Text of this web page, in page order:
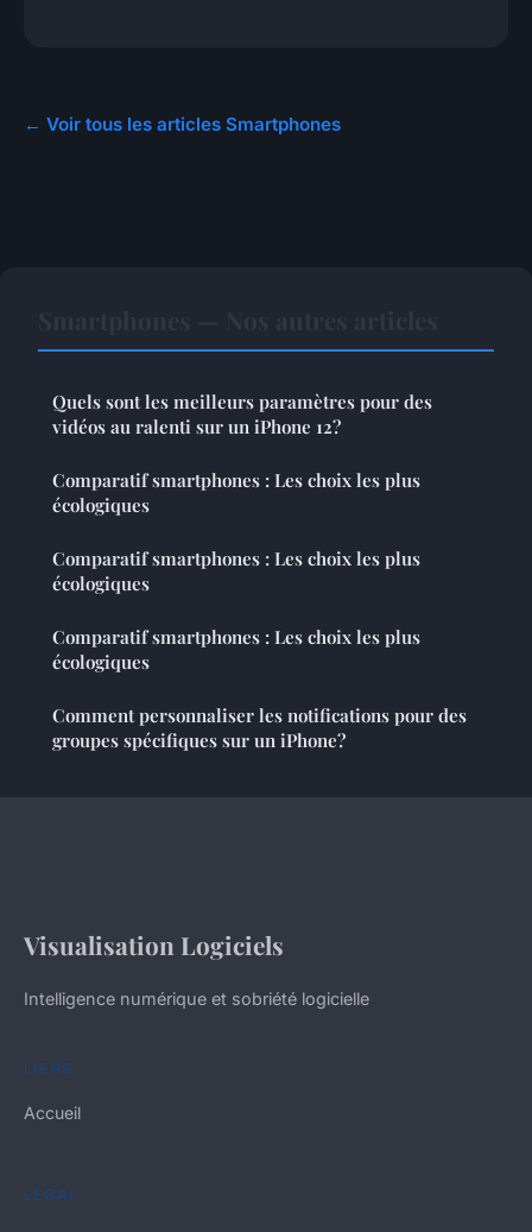
← Voir tous les articles Smartphones
Quels sont les meilleurs paramètres pour des
vidéos au ralenti sur un iPhone 12?
Comparatif smartphones : Les choix les plus
écologiques
Comparatif smartphones : Les choix les plus
écologiques
Comparatif smartphones : Les choix les plus
écologiques
Comment personnaliser les notifications pour des
groupes spécifiques sur un iPhone?
Visualisation Logiciels
Intelligence numérique et sobriété logicielle
LIENS
Accueil
LÉGAL